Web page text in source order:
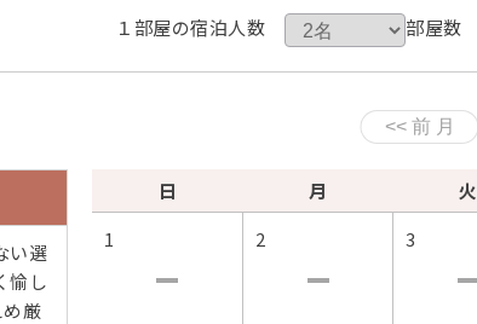
１部屋の宿泊人数 部屋数
い選
愉し
厳
日 月 火
1
2 3